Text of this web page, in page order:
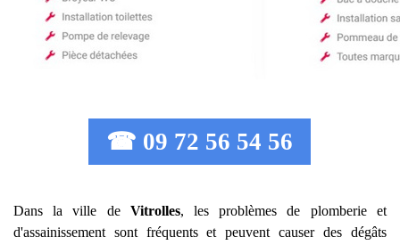
☎ 09 72 56 54 56
Dans la ville de Vitrolles, les problèmes de plomberie et
d'assainissement sont fréquents et peuvent causer des dégâts